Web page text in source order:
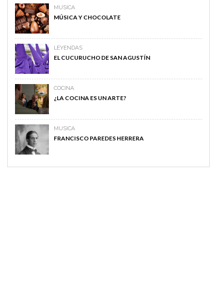
MUSICA
MÚSICA Y CHOCOLATE
LEYENDAS
EL CUCURUCHO DE SAN AGUSTÍN
COCINA
¿LA COCINA ES UN ARTE?
MUSICA
FRANCISCO PAREDES HERRERA